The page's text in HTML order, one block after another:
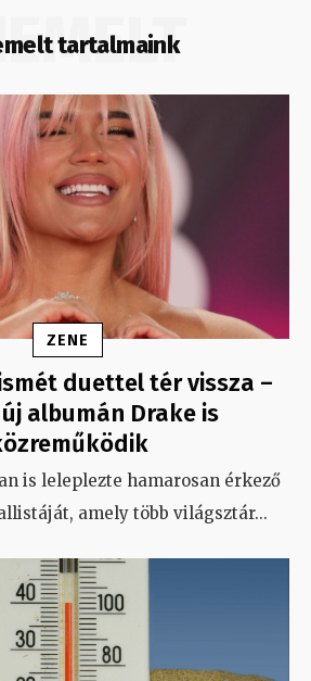
tartalmaink
ZENE
duettel tér vissza –
új albumán Drake is
is leleplezte hamarosan érkező
amely több világsztár...